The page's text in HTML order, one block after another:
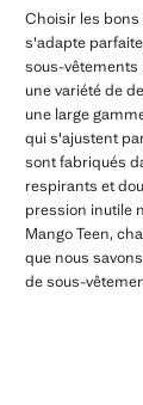
Choisir les
s'adapte
sous-vêtements
une variété de
une large
qui s'ajustent
sont fabriqués
respirants et
pression inutile
Mango Teen,
que nous
de sous-